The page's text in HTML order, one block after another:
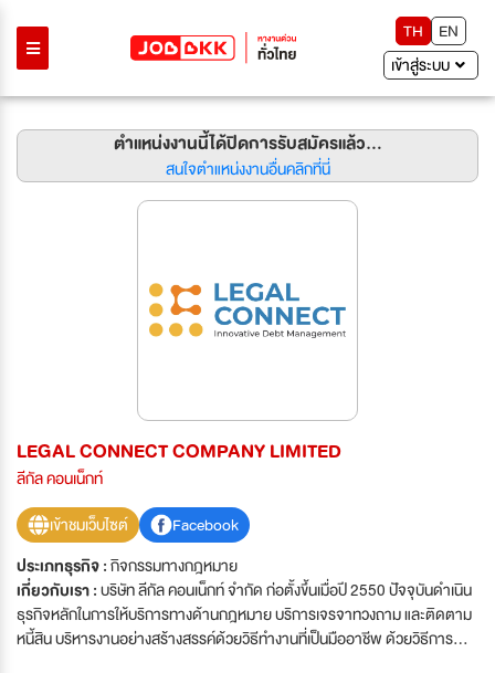
TH
EN
เข้าสู่ระบบ
ตำแหน่งงานนี้ได้ปิดการรับสมัครแล้ว...
สนใจตำแหน่งงานอื่นคลิกที่นี่
LEGAL CONNECT COMPANY LIMITED
ลีกัล คอนเน็กท์
เข้าชมเว็บไซต์
Facebook
ประเภทธุรกิจ :กิจกรรมทางกฎหมาย
เกี่ยวกับเรา :บริษัท ลีกัล คอนเน็กท์ จำกัด ก่อตั้งขึ้นเมื่อปี 2550 ปัจจุบันดำเนิน
ธุรกิจหลักในการให้บริการทางด้านกฎหมาย บริการเจรจาทวงถาม และติดตาม
หนี้สิน บริหารงานอย่างสร้างสรรค์ด้วยวิธีทำงานที่เป็นมืออาชีพ ด้วยวิธีการ